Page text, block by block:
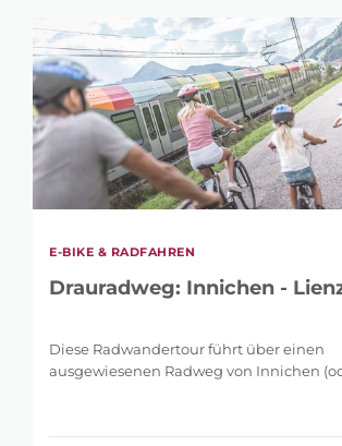
E-BIKE & RADFAHREN
Drauradweg: Innichen -
Diese Radwandertour führt über einen
ausgewiesenen Radweg von Innichen